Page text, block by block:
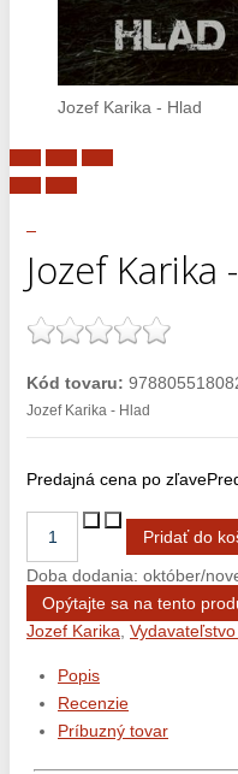
Jozef Karika - Hlad
Jozef Karika
Kód tovaru:
Jozef Karika - Hlad
Predajná cena po zľave
Doba dodania: október/
Opýtajte sa na tento
Jozef Karika Vydavateľstvo
Popis
Recenzie
Príbuzný tovar